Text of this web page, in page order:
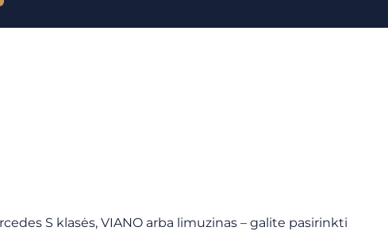
S klasės, VIANO arba limuzinas – galite pasirinkti